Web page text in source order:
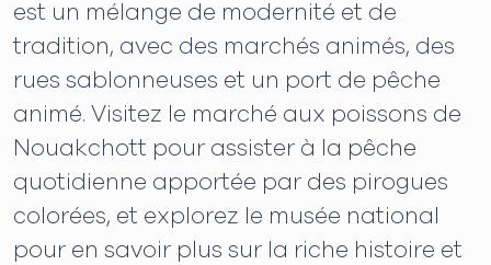
est un mélange de modernité et de
tradition, avec des marchés animés, des
rues sablonneuses et un port de pêche
animé. Visitez le marché aux poissons de
Nouakchott pour assister à la pêche
quotidienne apportée par des pirogues
colorées, et explorez le musée national
pour en savoir plus sur la riche histoire et